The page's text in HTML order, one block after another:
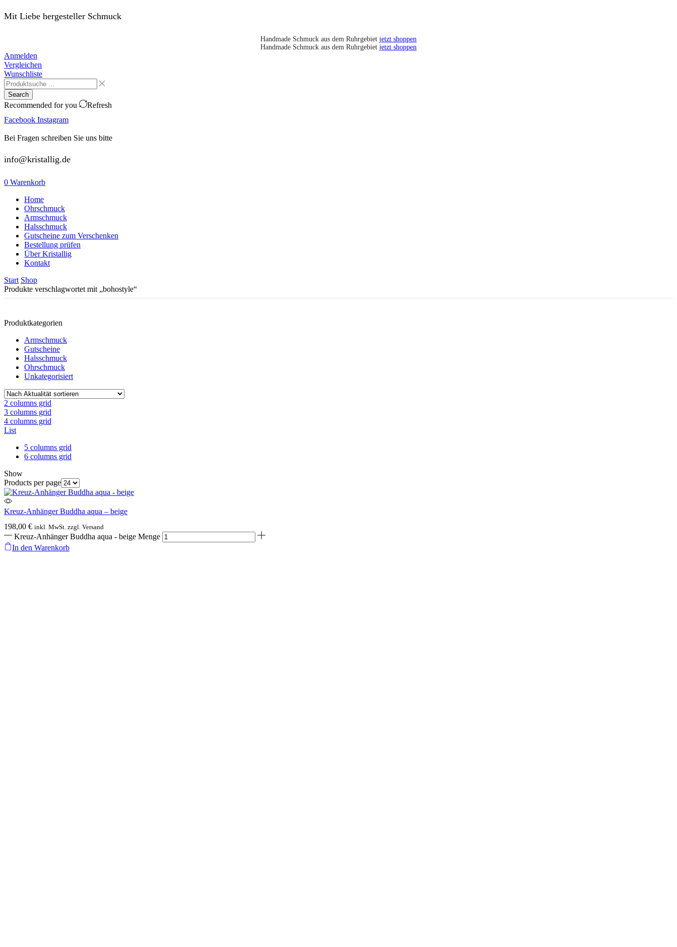
Mit Liebe hergesteller Schmuck
Handmade Schmuck aus dem Ruhrgebiet jetzt shoppen
Handmade Schmuck aus dem Ruhrgebiet jetzt shoppen
Anmelden
Vergleichen
Wunschliste
Search
Recommended for you
Refresh
Facebook Instagram
Bei Fragen schreiben Sie uns bitte
info@kristallig.de
0 Warenkorb
Home
Ohrschmuck
Armschmuck
Halsschmuck
Gutscheine zum Verschenken
Bestellung prüfen
Über Kristallig
Kontakt
Start Shop
Produkte verschlagwortet mit „bohostyle“
Produktkategorien
Armschmuck
Gutscheine
Halsschmuck
Ohrschmuck
Unkategorisiert
2 columns grid
3 columns grid
4 columns grid
List
5 columns grid
6 columns grid
Show
Products per page
Kreuz-Anhänger Buddha aqua – beige
198,00 € inkl. MwSt. zzgl. Versand
Kreuz-Anhänger Buddha aqua - beige Menge
In den Warenkorb